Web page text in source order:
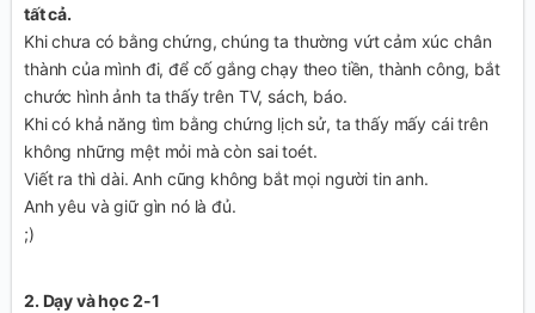
tất cả.
Khi chưa có bằng chứng, chúng ta thường vứt cảm xúc chân
thành của mình đi, để cố gắng chạy theo tiền, thành công, bắt
chước hình ảnh ta thấy trên TV, sách, báo.
Khi có khả năng tìm bằng chứng lịch sử, ta thấy mấy cái trên
không những mệt mỏi mà còn sai toét.
Viết ra thì dài. Anh cũng không bắt mọi người tin anh.
Anh yêu và giữ gìn nó là đủ.
;)
2. Dạy và học 2-1